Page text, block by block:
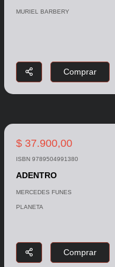
MURIEL BARBERY
Comprar
$ 37.900,00
ISBN 9789504991380
ADENTRO
MERCEDES FUNES
PLANETA
Comprar